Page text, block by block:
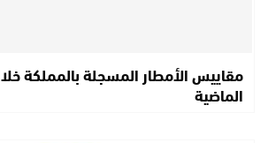
الماضية